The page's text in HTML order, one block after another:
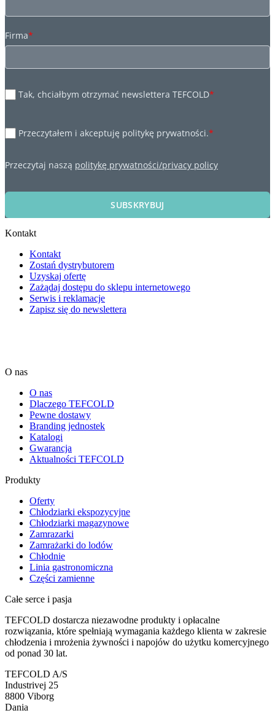
Firma*
Tak, chciałbym otrzymać newslettera TEFCOLD*
Przeczytałem i akceptuję politykę prywatności.*
Przeczytaj naszą politykę prywatności/privacy policy
SUBSKRYBUJ
Kontakt
Kontakt
Zostań dystrybutorem
Uzyskaj ofertę
Zażądaj dostępu do sklepu internetowego
Serwis i reklamacje
Zapisz się do newslettera
O nas
O nas
Dlaczego TEFCOLD
Pewne dostawy
Branding jednostek
Katalogi
Gwarancja
Aktualności TEFCOLD
Produkty
Oferty
Chłodziarki ekspozycyjne
Chłodziarki magazynowe
Zamrazarki
Zamrażarki do lodów
Chłodnie
Linia gastronomiczna
Części zamienne
Całe serce i pasja
TEFCOLD dostarcza niezawodne produkty i opłacalne
rozwiązania, które spełniają wymagania każdego klienta w zakresie
chłodzenia i mrożenia żywności i napojów do użytku komercyjnego
od ponad 30 lat.
TEFCOLD A/S
Industrivej 25
8800 Viborg
Dania